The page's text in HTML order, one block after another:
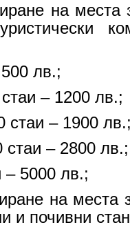
на
лв.;
– 1200 лв.;
стаи – 1900
стаи – 2800 лв.;
– 5000 лв.;
на
и почивни